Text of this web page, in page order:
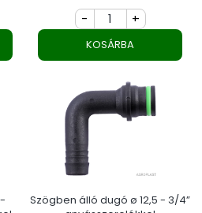
- +
KOSÁRBA
Szögben álló dugó ø 12,5 - 3/4”